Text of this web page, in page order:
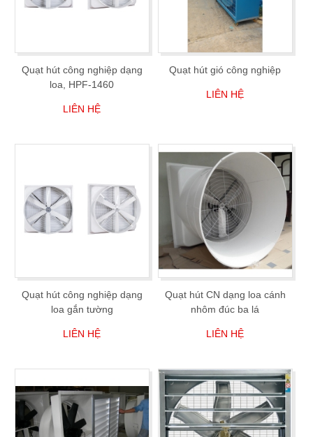
Quạt hút công nghiệp dạng
loa, HPF-1460
LIÊN HỆ
Quạt hút gió công nghiệp
LIÊN HỆ
Quạt hút công nghiệp dạng
loa gắn tường
LIÊN HỆ
Quạt hút CN dạng loa cánh
nhôm đúc ba lá
LIÊN HỆ